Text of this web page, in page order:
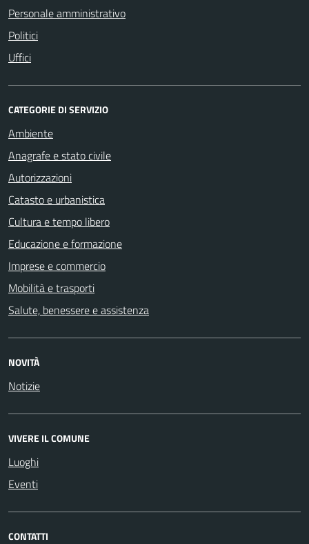
Personale amministrativo
Politici
Uffici
CATEGORIE DI SERVIZIO
Ambiente
Anagrafe e stato civile
Autorizzazioni
Catasto e urbanistica
Cultura e tempo libero
Educazione e formazione
Imprese e commercio
Mobilità e trasporti
Salute, benessere e assistenza
NOVITÀ
Notizie
VIVERE IL COMUNE
Luoghi
Eventi
CONTATTI